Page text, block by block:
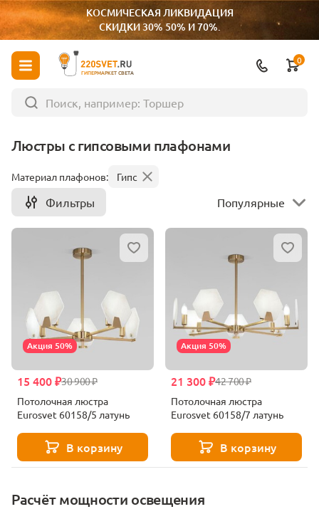
КОСМИЧЕСКАЯ ЛИКВИДАЦИЯ
СКИДКИ 30% 50% И 70%.
ГИПЕРМАРКЕТ СВЕТА
0
Люстры с гипсовыми плафонами
Расчёт мощности освещения
Материал плафонов: Гипс
Фильтры Популярные
Акция 50%
30 900 ₽
15 400 ₽
Потолочная люстра
Eurosvet 60158/5 латунь
В корзину
Акция 50%
42 700 ₽
21 300 ₽
Потолочная люстра
Eurosvet 60158/7 латунь
В корзину